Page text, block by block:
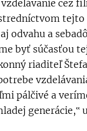
cez
odvahu a
byť súčasťou
riaditeľ
pálčivé a
generácie,‟